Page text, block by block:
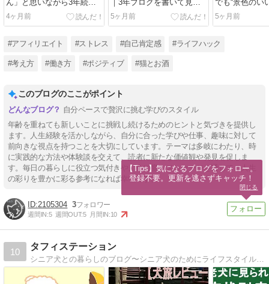
ん」と思いながら3年続け
たブログを、終わらせま
す。
4ヶ月前
｜3年ブログを書いて見え
た考え方と心の整え方
5ヶ月前
でも“景色のい
思う理由
5ヶ月前
#アフィリエイト #ストレス #自己肯定感 #ライフハック
#考え方 #働き方 #ポジティブ #猫とお酒
このブログのここがポイント
自分ペースで贅沢に挑む学びのスタイル
年齢を重ねても新しいことに挑戦し続けるためのヒントと気づきを提供し
ます。人生経験を活かしながら、自分に合った学びや仕事、趣味に対して
前向きな視点を持つことを大切にしています。テーマは多岐にわたり、時
に実践的な方法や体験談を交えて、読者に新たな価値観や発見を促しま
す。毎日の暮らしに役立つ気付きや、心に響くメッセージを通じて、人生
の彩りを豊かに彩る参考になれば幸いです。
2105304 3
週間IN:5 週間OUT:5 月間IN:10
10
タフィステーション
シニア犬との暮らしのブログ〜シニア犬のためにライフスタイルを見直して会社を辞めたプレシニア女のブログ。シニア犬との共同生活のための工夫を実体験を中心にお伝えします
【Tips】気になるブログをフォロー。
登録不要。更新を逃さずキャッチ！
閉じる